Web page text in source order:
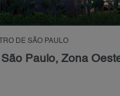
DE SÃO PAULO
Paulo, Zona